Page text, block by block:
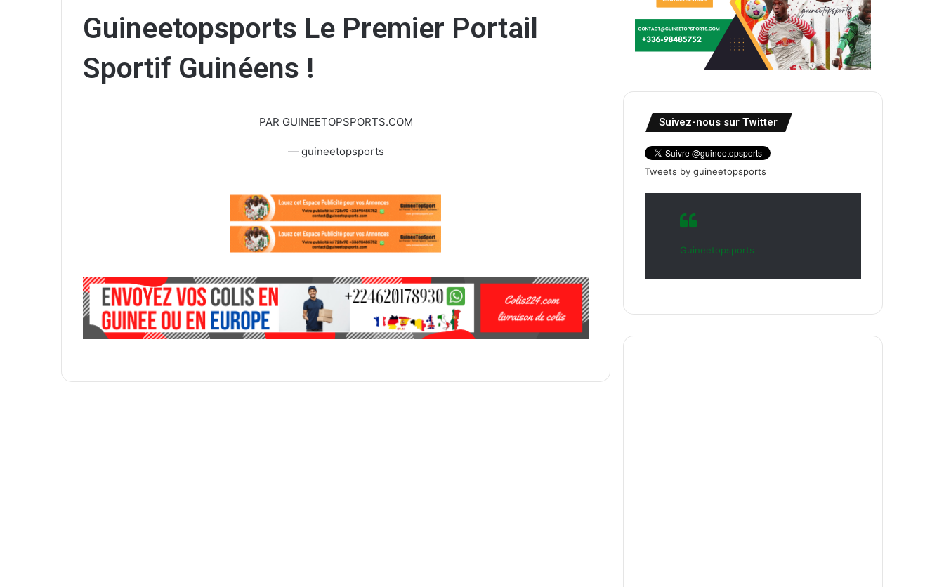
Guineetopsports Le Premier Portail
Sportif Guinéens !
PAR GUINEETOPSPORTS.COM
— guineetopsports
Suivez-nous sur Twitter
Tweets by guineetopsports
Guineetopsports